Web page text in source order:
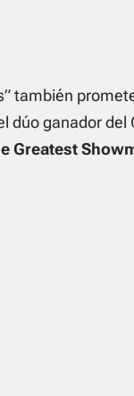
también
dúo ganador del
Greatest